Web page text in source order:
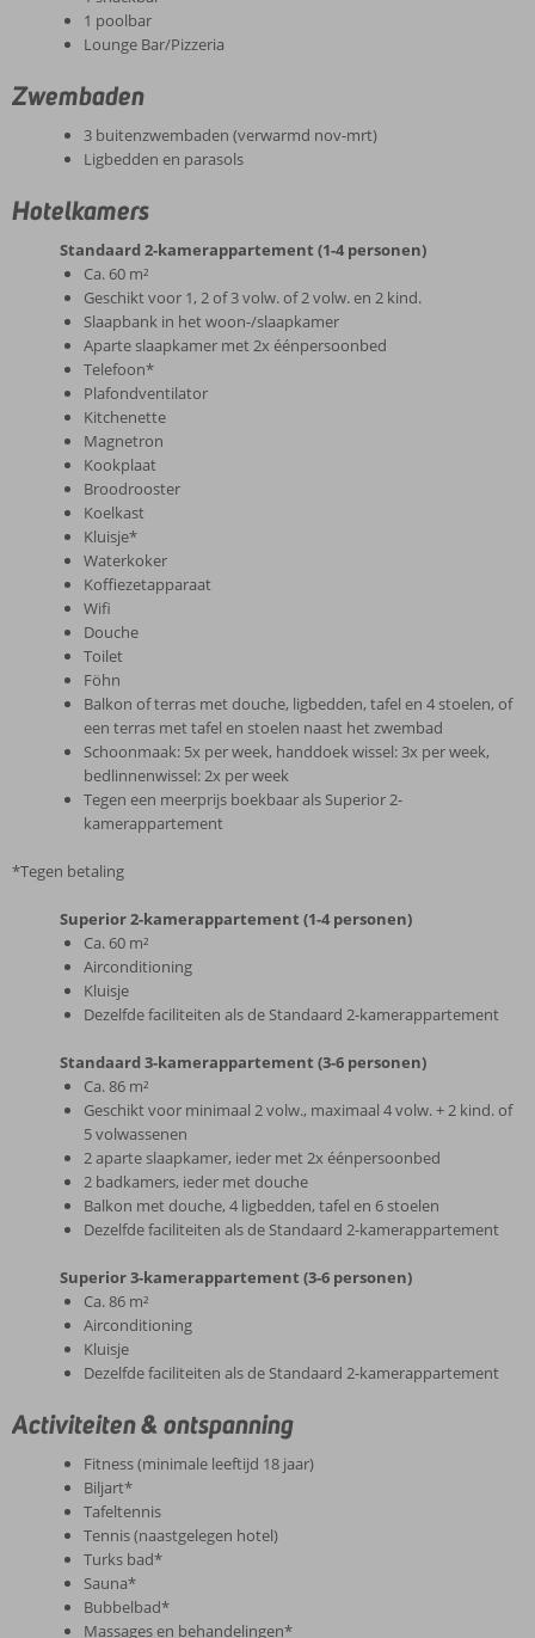
1 poolbar
Lounge Bar/Pizzeria
Zwembaden
3 buitenzwembaden (verwarmd nov-mrt)
Ligbedden en parasols
Hotelkamers
Standaard 2-kamerappartement (1-4 personen)
Ca. 60 m²
Geschikt voor 1, 2 of 3 volw. of 2 volw. en 2 kind.
Slaapbank in het woon-/slaapkamer
Aparte slaapkamer met 2x éénpersoonbed
Telefoon*
Plafondventilator
Kitchenette
Magnetron
Kookplaat
Broodrooster
Koelkast
Kluisje*
Waterkoker
Koffiezetapparaat
Wifi
Douche
Toilet
Föhn
Balkon of terras met douche, ligbedden, tafel en 4 stoelen, of
een terras met tafel en stoelen naast het zwembad
Schoonmaak: 5x per week, handdoek wissel: 3x per week,
bedlinnenwissel: 2x per week
Tegen een meerprijs boekbaar als Superior 2-
kamerappartement
*Tegen betaling
Superior 2-kamerappartement (1-4 personen)
Ca. 60 m²
Airconditioning
Kluisje
Dezelfde faciliteiten als de Standaard 2-kamerappartement
Standaard 3-kamerappartement (3-6 personen)
Ca. 86 m²
Geschikt voor minimaal 2 volw., maximaal 4 volw. + 2 kind. of
5 volwassenen
2 aparte slaapkamer, ieder met 2x éénpersoonbed
2 badkamers, ieder met douche
Balkon met douche, 4 ligbedden, tafel en 6 stoelen
Dezelfde faciliteiten als de Standaard 2-kamerappartement
Superior 3-kamerappartement (3-6 personen)
Ca. 86 m²
Airconditioning
Kluisje
Dezelfde faciliteiten als de Standaard 2-kamerappartement
Activiteiten & ontspanning
Fitness (minimale leeftijd 18 jaar)
Biljart*
Tafeltennis
Tennis (naastgelegen hotel)
Turks bad*
Sauna*
Bubbelbad*
Massages en behandelingen*